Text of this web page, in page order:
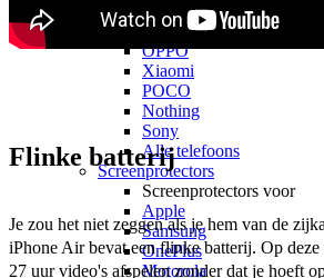
Motorola
Google
OPPO
Xiaomi
POCO
Nothing
Sony
Alle telefoons
Screenprotectors
Screenprotectors voor
Apple
Samsung
OnePlus
Motorola
Flinke batterij
Je zou het niet zeggen als je hem van de
iPhone Air bevat een flinke batterij. Op
27 uur video's afspelen zonder dat je hoeft